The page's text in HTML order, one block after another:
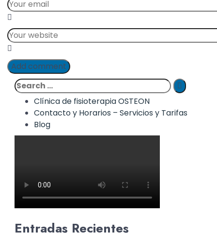
Add comment
Clínica de fisioterapia OSTEON
Contacto y Horarios – Servicios y Tarifas
Blog
Entradas Recientes